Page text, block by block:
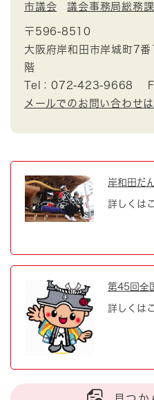
市議会 議会事務局総務課
〒596-8510
大阪府岸和田市岸城町7
階
Tel：072-423-9668
メールでのお問い合わせ
岸和田だ
詳しくは
第45回全
詳しくは